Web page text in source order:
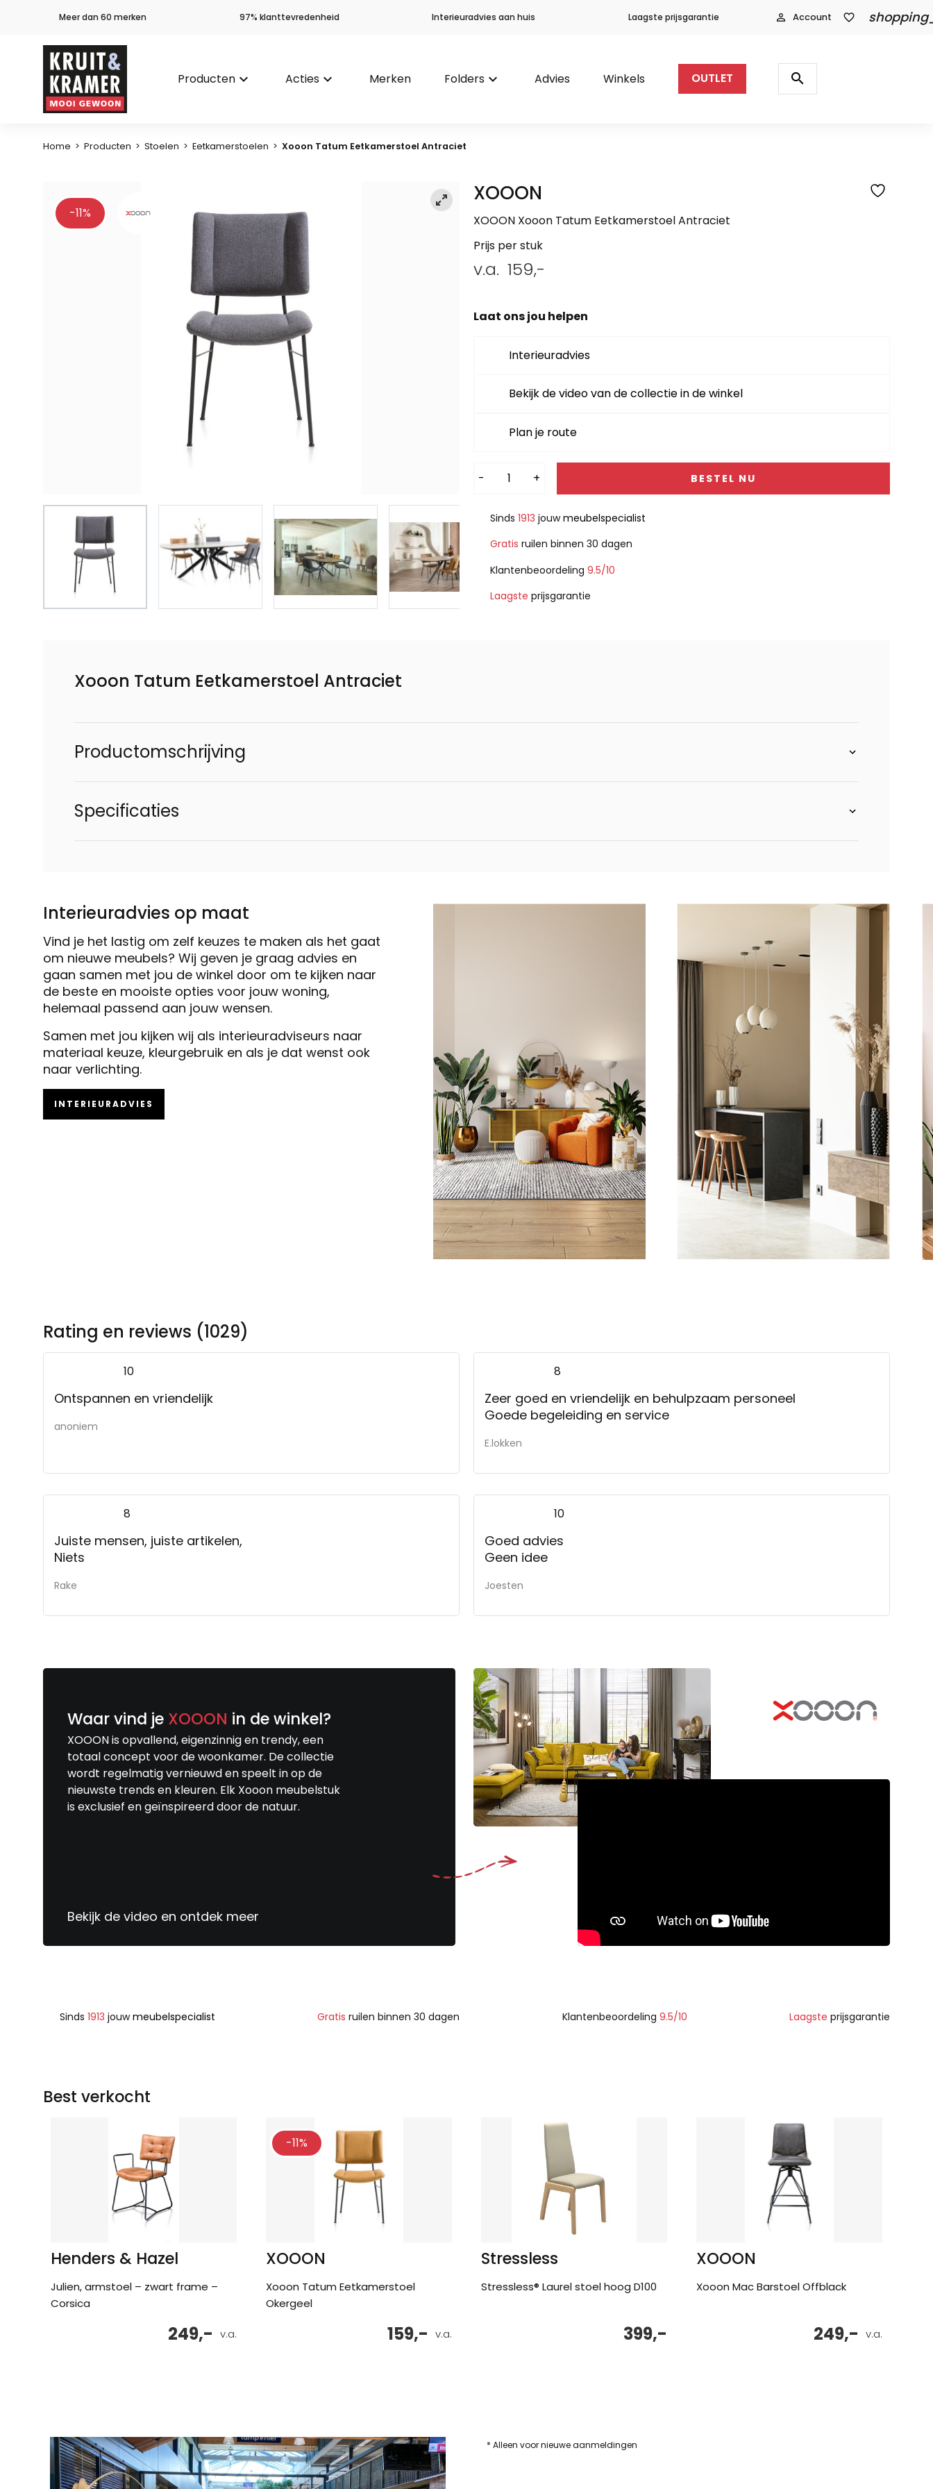
Meer dan 60 merken 97% klanttevredenheid Interieuradvies aan huis Laagste prijsgarantie person_outline Account favorite_border
Producten keyboard_arrow_down Acties keyboard_arrow_down Merken Folders keyboard_arrow_down Advies Winkels OUTLET
Producten
zoeken
search
Home > Producten > Stoelen > Eetkamerstoelen > Xooon Tatum Eetkamerstoel Antraciet
-11%
XOOON
XOOON Xooon Tatum Eetkamerstoel Antraciet
Prijs per stuk
v.a. 159,-
Laat ons jou helpen
Interieuradvies
Bekijk de video van de collectie in de winkel
Plan je route
- + BESTEL NU
Alternative:
Sinds 1913 jouwmeubelspecialist
Gratis ruilen binnen 30 dagen
Klantenbeoordeling 9.5/10
Laagste prijsgarantie
Xooon Tatum Eetkamerstoel Antraciet
Productomschrijving
Specificaties
Interieuradvies op maat
Vind je het lastig om zelf keuzes te maken als het gaat
om nieuwe meubels? Wij geven je graag advies en
gaan samen met jou de winkel door om te kijken naar
de beste en mooiste opties voor jouw woning,
helemaal passend aan jouw wensen.
Samen met jou kijken wij als interieuradviseurs naar
materiaal keuze, kleurgebruik en als je dat wenst ook
naar verlichting.
INTERIEURADVIES
Rating en reviews (1029)
10
Ontspannen en vriendelijk
anoniem
8
Zeer goed en vriendelijk en behulpzaam personeel
Goede begeleiding en service
E.lokken
8
Juiste mensen, juiste artikelen,
Niets
Rake
10
Goed advies
Geen idee
Joesten
Waar vind je XOOON in de winkel?
XOOON is opvallend, eigenzinnig en trendy, een
totaal concept voor de woonkamer. De collectie
wordt regelmatig vernieuwd en speelt in op de
nieuwste trends en kleuren. Elk Xooon meubelstuk
is exclusief en geïnspireerd door de natuur.
Bekijk de video en ontdek meer
Sinds 1913 jouwmeubelspecialist Gratis ruilen binnen 30 dagen Klantenbeoordeling 9.5/10 Laagste prijsgarantie
Best verkocht
Henders & Hazel
Julien, armstoel – zwart frame –
Corsica
v.a.
249,-
-11%
XOOON
Xooon Tatum Eetkamerstoel
Okergeel
v.a.
159,-
Stressless
Stressless® Laurel stoel hoog D100
399,-
XOOON
Xooon Mac Barstoel Offblack
v.a.
249,-
* Alleen voor nieuwe aanmeldingen